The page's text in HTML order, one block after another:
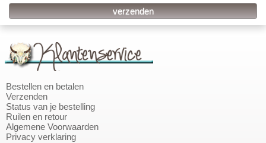
Bestellen en betalen
Verzenden
Status van je bestelling
Ruilen en retour
Algemene Voorwaarden
Privacy verklaring